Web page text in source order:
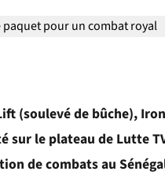
(soulevé de bûche),
le plateau de Lutte
de combats au